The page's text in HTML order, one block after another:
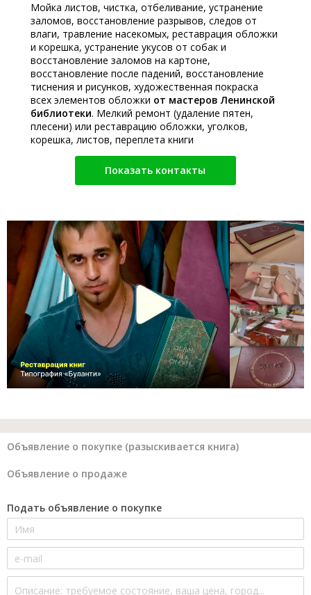
Мойка листов, чистка, отбеливание, устранение
заломов, восстановление разрывов, следов от
влаги, травление насекомых, реставрация обложки
и корешка, устранение укусов от собак и
восстановление заломов на картоне,
восстановление после падений, восстановление
тиснения и рисунков, художественная покраска
всех элементов обложки от мастеров Ленинской
библиотеки. Мелкий ремонт (удаление пятен,
плесени) или реставрацию обложки, уголков,
корешка, листов, переплета книги
Показать контакты
Объявление о покупке (разыскивается книга)
Объявление о продаже
Подать объявление о покупке